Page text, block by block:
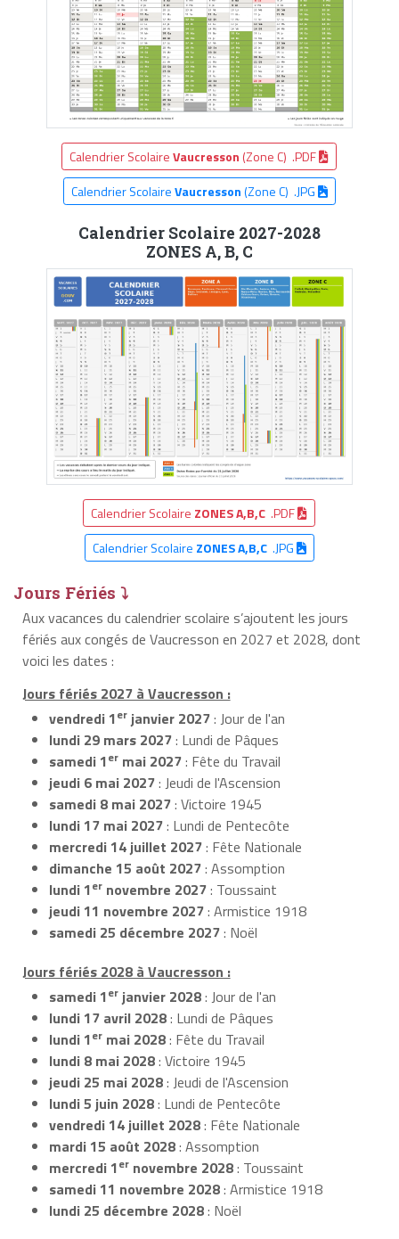
Calendrier ScolaireVaucresson (Zone C) .PDF
Calendrier ScolaireVaucresson(Zone C) .JPG
Calendrier Scolaire 2027-2028
ZONES A, B, C
Calendrier Scolaire ZONES A,B,C .PDF
Calendrier Scolaire ZONES A,B,C.JPG
Jours Fériés ⤵
Aux vacances du calendrier scolaire s’ajoutent les jours
fériés aux congés de Vaucresson en 2027 et 2028, dont
voici les dates :
Jours fériés 2027 à Vaucresson :
vendredi 1er janvier 2027: Jour de l'an
lundi 29 mars 2027: Lundi de Pâques
samedi 1er mai 2027: Fête du Travail
jeudi 6 mai 2027: Jeudi de l'Ascension
samedi 8 mai 2027: Victoire 1945
lundi 17 mai 2027: Lundi de Pentecôte
mercredi 14 juillet 2027: Fête Nationale
dimanche 15 août 2027: Assomption
lundi 1er novembre 2027: Toussaint
jeudi 11 novembre 2027: Armistice 1918
samedi 25 décembre 2027: Noël
Jours fériés 2028 à Vaucresson :
samedi 1er janvier 2028: Jour de l'an
lundi 17 avril 2028: Lundi de Pâques
lundi 1er mai 2028: Fête du Travail
lundi 8 mai 2028: Victoire 1945
jeudi 25 mai 2028: Jeudi de l'Ascension
lundi 5 juin 2028: Lundi de Pentecôte
vendredi 14 juillet 2028: Fête Nationale
mardi 15 août 2028: Assomption
mercredi 1er novembre 2028: Toussaint
samedi 11 novembre 2028: Armistice 1918
lundi 25 décembre 2028: Noël